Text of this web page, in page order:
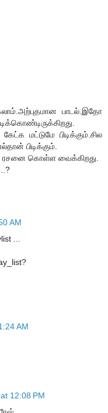
பாடல்.இதோ
மட்டுமே பிடிக்கும்.சில
பிடிக்கும்.
ரசனை கொள்ள வைக்கிறது.
AM
...
AM
12:08 PM